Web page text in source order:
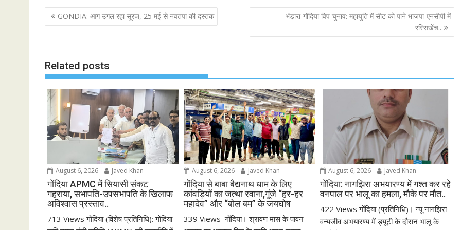
b
o
t
e
l
s
A
e
P
o
n
a
v
g
a
i
o
n
GONDIA: आग उगल रहा सूरज, 25 मई से नवतपा की दस्तक
भंडारा-गोंदिया विप चुनाव: महायुति में सीट को पाने भाजपा-एनसीपी में
रस्सिखेंच..
Related posts
August 6, 2026 Javed Khan
गोंदिया APMC में सियासी संकट
गहराया, सभापति-उपसभापति के खिलाफ
अविश्वास प्रस्ताव..
713 Views गोंदिया (विशेष प्रतिनिधि): गोंदिया
August 6, 2026 Javed Khan
गोंदिया से बाबा बैद्यनाथ धाम के लिए
कांवड़ियों का जत्था रवाना,गूंजे “हर-हर
महादेव” और “बोल बम” के जयघोष
339 Views गोंदिया। श्रावण मास के पावन
August 6, 2026 Javed Khan
गोंदिया: नागझिरा अभयारण्य में गश्त कर रहे
वनपाल पर भालू का हमला, मौके पर मौत..
422 Views गोंदिया (प्रतिनिधि)। न्यू नागझिरा
वन्यजीव अभयारण्य में ड्यूटी के दौरान भालू के